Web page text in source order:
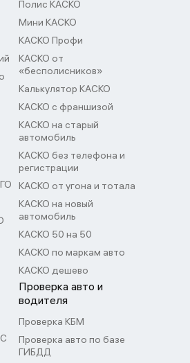
Полис КАСКО
Мини КАСКО
КАСКО Профи
КАСКО от
«бесполисников»
Калькулятор КАСКО
КАСКО с франшизой
КАСКО на старый
автомобиль
КАСКО без телефона и
регистрации
КАСКО от угона и тотала
КАСКО на новый
автомобиль
КАСКО 50 на 50
КАСКО по маркам авто
КАСКО дешево
Проверка авто и
водителя
Проверка КБМ
Проверка авто по базе
ГИБДД